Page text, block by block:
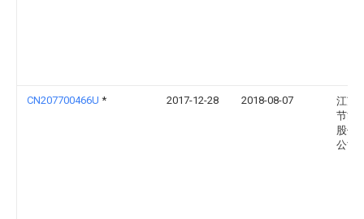
CN207700466U * 2017-12-28 2018-08-07
江苏
节能
股份
公司